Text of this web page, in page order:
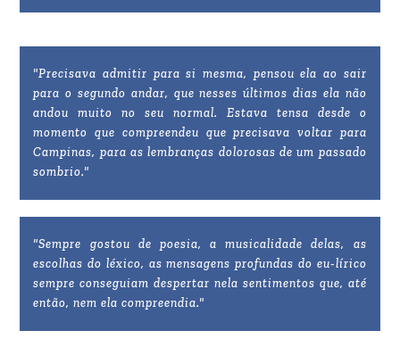
"Precisava admitir para si mesma, pensou ela ao sair
para o segundo andar, que nesses últimos dias ela não
andou muito no seu normal. Estava tensa desde o
momento que compreendeu que precisava voltar para
Campinas, para as lembranças dolorosas de um passado
sombrio."
"Sempre gostou de poesia, a musicalidade delas, as
escolhas do léxico, as mensagens profundas do eu-lírico
sempre conseguiam despertar nela sentimentos que, até
então, nem ela compreendia."